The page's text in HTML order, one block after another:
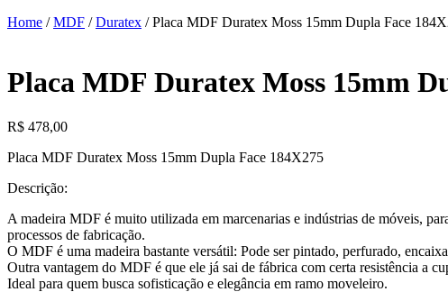
Home /MDF /Duratex / Placa MDF Duratex Moss 15mm Dupla Face
Placa MDF Duratex Moss 15mm
R$ 478,00
Placa MDF Duratex Moss 15mm Dupla Face 184X275
Descrição:
A madeira MDF é muito utilizada em marcenarias e indústrias de móveis,
processos de fabricação.
O MDF é uma madeira bastante versátil: Pode ser pintado, perfurado,
Outra vantagem do MDF é que ele já sai de fábrica com certa resistência a
Ideal para quem busca sofisticação e elegância em ramo moveleiro.